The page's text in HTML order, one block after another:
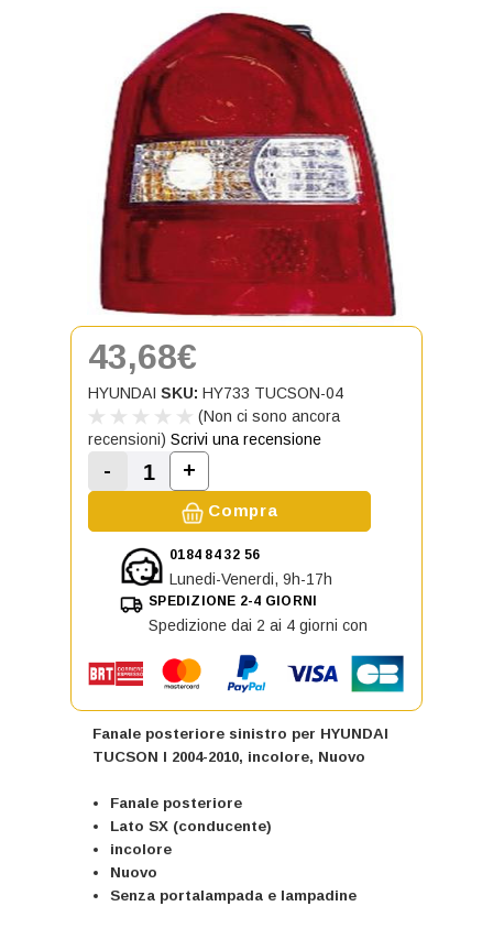
Fanale posteriore sinistro per HYUNDAI
TUCSON I 2004-2010, incolore, Nuovo
Fanale posteriore
Lato SX (conducente)
incolore
Nuovo
Senza portalampada e lampadine
43,68€
HYUNDAI SKU: HY733 TUCSON-04
(Non ci sono ancora
recensioni) Scrivi una recensione
Diminuisci la quantità di Fanale posteriore
-
Aumenta la quantità di Fanale
+
Compra
0184 84 32 56
Lunedi-Venerdi, 9h-17h
SPEDIZIONE 2-4 GIORNI
Spedizione dai 2 ai 4 giorni con